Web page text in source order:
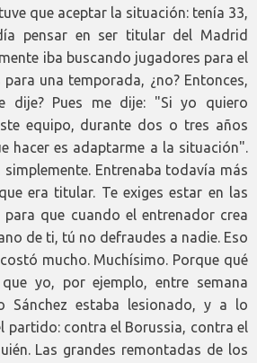
que aceptar la situación: tenía 33,
pensar en ser titular del Madrid
iba buscando jugadores para el
una temporada, ¿no? Entonces,
dije? Pues me dije: "Si yo quiero
equipo, durante dos o tres años
hacer es adaptarme a la situación".
simplemente. Entrenaba todavía más
era titular. Te exiges estar en las
para que cuando el entrenador crea
de ti, tú no defraudes a nadie. Eso
mucho. Muchísimo. Porque qué
yo, por ejemplo, entre semana
Sánchez estaba lesionado, y a lo
partido: contra el Borussia, contra el
Las grandes remontadas de los